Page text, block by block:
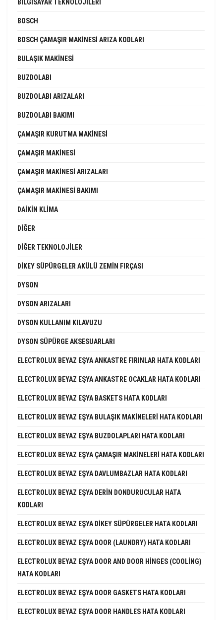
BILGISAYAR TEKNOLOJILERI
BOSCH
BOSCH ÇAMAŞIR MAKINESI ARIZA KODLARI
BULAŞIK MAKINESI
BUZDOLABI
BUZDOLABI ARIZALARI
BUZDOLABI BAKIMI
ÇAMAŞIR KURUTMA MAKINESI
ÇAMAŞIR MAKINESI
ÇAMAŞIR MAKINESI ARIZALARI
ÇAMAŞIR MAKINESI BAKIMI
DAIKIN KLIMA
DIĞER
DIĞER TEKNOLOJILER
DIKEY SÜPÜRGELER AKÜLÜ ZEMIN FIRÇASI
DYSON
DYSON ARIZALARI
DYSON KULLANIM KILAVUZU
DYSON SÜPÜRGE AKSESUARLARI
ELECTROLUX BEYAZ EŞYA ANKASTRE FIRINLAR HATA KODLARI
ELECTROLUX BEYAZ EŞYA ANKASTRE OCAKLAR HATA KODLARI
ELECTROLUX BEYAZ EŞYA BASKETS HATA KODLARI
ELECTROLUX BEYAZ EŞYA BULAŞIK MAKINELERI HATA KODLARI
ELECTROLUX BEYAZ EŞYA BUZDOLAPLARI HATA KODLARI
ELECTROLUX BEYAZ EŞYA ÇAMAŞIR MAKINELERI HATA KODLARI
ELECTROLUX BEYAZ EŞYA DAVLUMBAZLAR HATA KODLARI
ELECTROLUX BEYAZ EŞYA DERIN DONDURUCULAR HATA
KODLARI
ELECTROLUX BEYAZ EŞYA DIKEY SÜPÜRGELER HATA KODLARI
ELECTROLUX BEYAZ EŞYA DOOR (LAUNDRY) HATA KODLARI
ELECTROLUX BEYAZ EŞYA DOOR AND DOOR HINGES (COOLING)
HATA KODLARI
ELECTROLUX BEYAZ EŞYA DOOR GASKETS HATA KODLARI
ELECTROLUX BEYAZ EŞYA DOOR HANDLES HATA KODLARI